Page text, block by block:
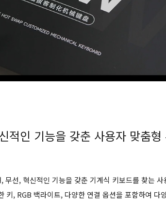
적인 기능을 갖춘 사용자 맞춤
선, 혁신적인 기능을 갖춘 기계식 키보드를 찾는 사
키, RGB 백라이트, 다양한 연결 옵션을 포함하여 다